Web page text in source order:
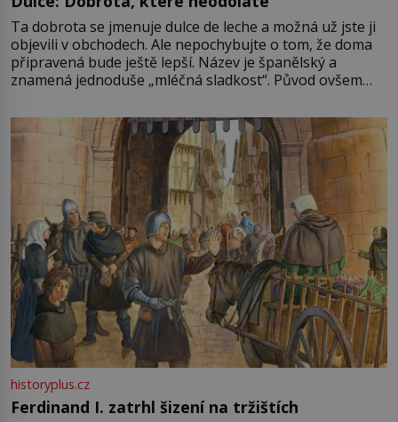
Ta dobrota se jmenuje dulce de leche a možná už jste ji
objevili v obchodech. Ale nepochybujte o tom, že doma
připravená bude ještě lepší. Název je španělský a
znamená jednoduše „mléčná sladkost“. Původ ovšem
pře hned několik latinskoamerických zemí a k tomu
Francie, kde se traduje,
historyplus.cz
Ferdinand I. zatrhl šizení na tržištích